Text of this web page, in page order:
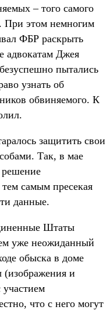
– того самого
этом немногим
ФБР раскрыть
адвокатам Джея
пытались
узнать об
обвиняемого. К
защитить свои
Так, в мае
решение
самым пресекая
данные.
Штаты
уже неожиданный
обыска в доме
и
участием
что с него могут